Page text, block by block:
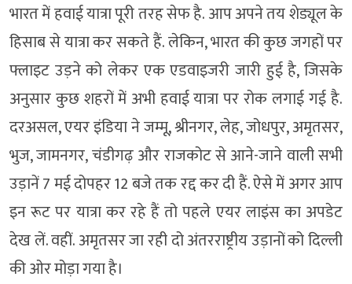
भारत में हवाई यात्रा पूरी तरह सेफ है. आप अपने तय शेड्यूल के
हिसाब से यात्रा कर सकते हैं. लेकिन, भारत की कुछ जगहों पर
फ्लाइट उड़ने को लेकर एक एडवाइजरी जारी हुई है, जिसके
अनुसार कुछ शहरों में अभी हवाई यात्रा पर रोक लगाई गई है.
दरअसल, एयर इंडिया ने जम्मू, श्रीनगर, लेह, जोधपुर, अमृतसर,
भुज, जामनगर, चंडीगढ़ और राजकोट से आने-जाने वाली सभी
उड़ानें 7 मई दोपहर 12 बजे तक रद्द कर दी हैं. ऐसे में अगर आप
इन रूट पर यात्रा कर रहे हैं तो पहले एयर लाइंस का अपडेट
देख लें. वहीं. अमृतसर जा रही दो अंतरराष्ट्रीय उड़ानों को दिल्ली
की ओर मोड़ा गया है।